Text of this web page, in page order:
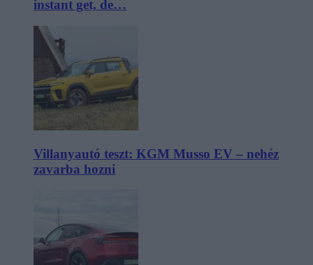
instant get, de…
Villanyautó teszt: KGM Musso EV – nehéz
zavarba hozni